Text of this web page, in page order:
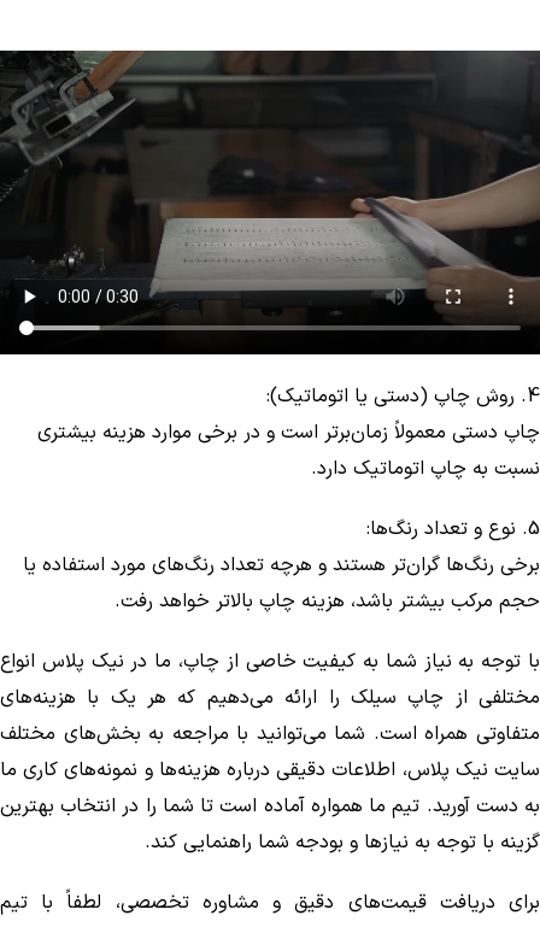
4. روش چاپ (دستی یا اتوماتیک):
چاپ دستی معمولاً زمان‌برتر است و در برخی موارد هزینه بیشتری
نسبت به چاپ اتوماتیک دارد.
5. نوع و تعداد رنگ‌ها:
برخی رنگ‌ها گران‌تر هستند و هرچه تعداد رنگ‌های مورد استفاده یا
حجم مرکب بیشتر باشد، هزینه چاپ بالاتر خواهد رفت.
با توجه به نیاز شما به کیفیت خاصی از چاپ، ما در نیک پلاس انواع
مختلفی از چاپ سیلک را ارائه می‌دهیم که هر یک با هزینه‌های
متفاوتی همراه است. شما می‌توانید با مراجعه به بخش‌های مختلف
سایت نیک پلاس، اطلاعات دقیقی درباره هزینه‌ها و نمونه‌های کاری ما
به دست آورید. تیم ما همواره آماده است تا شما را در انتخاب بهترین
گزینه با توجه به نیازها و بودجه شما راهنمایی کند.
برای دریافت قیمت‌های دقیق و مشاوره تخصصی، لطفاً با تیم